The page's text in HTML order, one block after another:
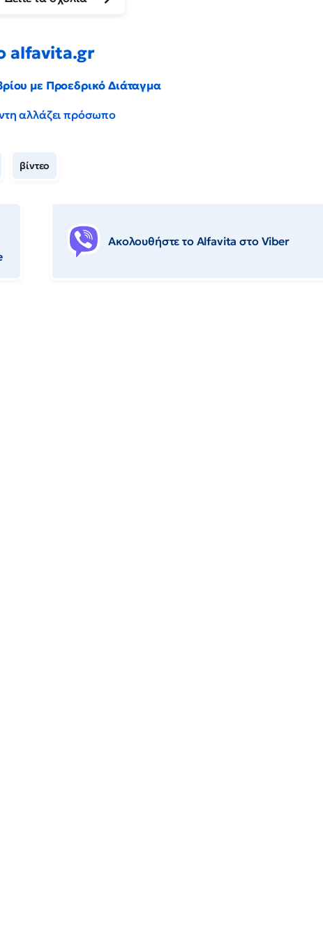
alfavita.gr
με Προεδρικό Διάταγμα
αλλάζει πρόσωπο
βίντεο
Ακολουθήστε το Αlfavita στο Viber